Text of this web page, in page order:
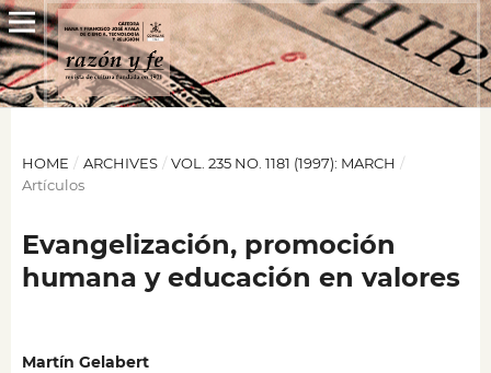
HOME / ARCHIVES / VOL. 235 NO. 1181 (1997): MARCH /
Artículos
Evangelización, promoción
humana y educación en valores
Martín Gelabert